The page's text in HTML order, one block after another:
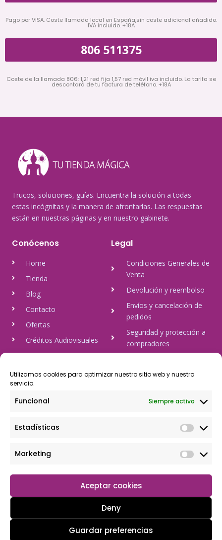
Utilizamos cookies para optimizar nuestro sitio web y nuestro
servicio.
Funcional Siempre activo
Estadísticas
Marketing
Aceptar cookies
Deny
Guardar preferencias
Pago por VISA. Coste llamada local en España,sin coste adicional añadido.
IVA incluido. +18A
806 511375
Coste de la llamada 806: 1,21 red fija 1,57 red móvil iva incluido. La tarifa se
descontará de tu factura de teléfono. +18A
Trucos, soluciones, guías. Encuentra la solución a todas
estas incógnitas y la manera de afrontarlas. Las respuestas
están en nuestras páginas y en nuestro gabinete.
Conócenos
Home
Tienda
Blog
Contacto
Ofertas
Créditos Audiovisuales
tulineamagica.com
Legal
Condiciones Generales de
Venta
Devolución y reembolso
Envíos y cancelación de
pedidos
Seguridad y protección a
compradores
Política de cookies
Copyright © 2026 Tu tienda magica